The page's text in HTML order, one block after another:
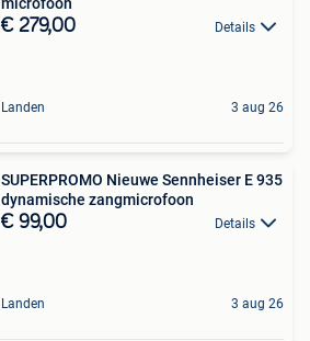
€ 279,00 Details
Landen 3 aug 26
SUPERPROMO Nieuwe Sennheiser E 935
dynamische zangmicrofoon
€ 99,00 Details
Landen 3 aug 26